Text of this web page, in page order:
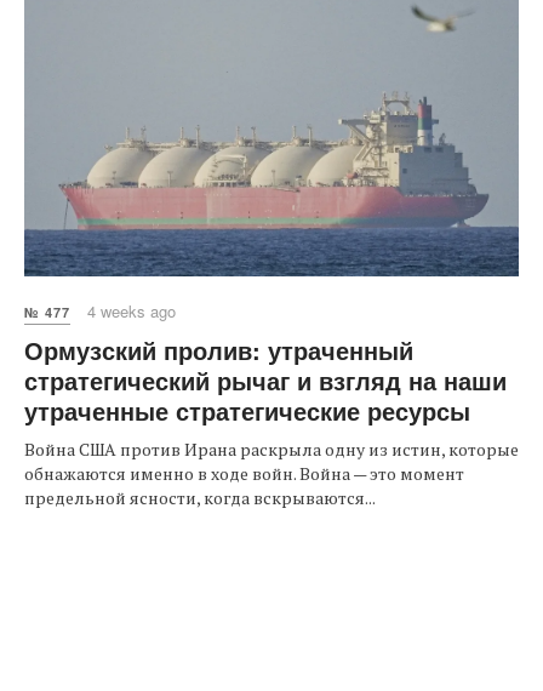
№ 477 4 weeks ago
Ормузский пролив: утраченный
стратегический рычаг и взгляд на наши
утраченные стратегические ресурсы
Война США против Ирана раскрыла одну из истин, которые
обнажаются именно в ходе войн. Война — это момент
предельной ясности, когда вскрываются...